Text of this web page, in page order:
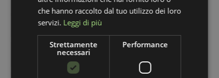
privacy policy.
che hanno raccolto dal tuo utilizzo dei loro
servizi. Leggi di più
Strettamente
necessari
Performance